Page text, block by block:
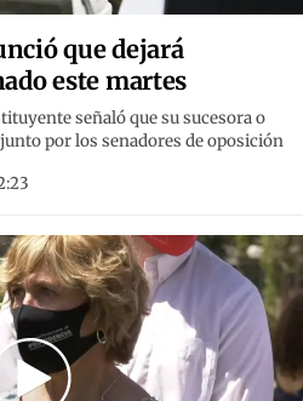
que dejará
este martes
señaló que su sucesora o
por los senadores de oposición